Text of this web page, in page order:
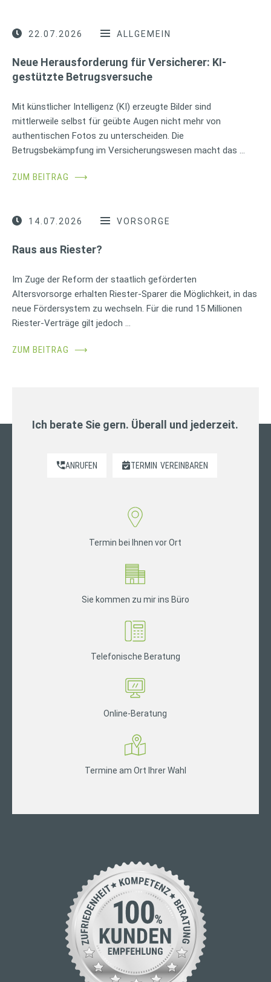
22.07.2026 ALLGEMEIN
Neue Herausforderung für Versicherer: KI-
gestützte Betrugsversuche
Mit künstlicher Intelligenz (KI) erzeugte Bilder sind
mittlerweile selbst für geübte Augen nicht mehr von
authentischen Fotos zu unterscheiden. Die
Betrugsbekämpfung im Versicherungswesen macht das …
ZUM BEITRAG ⟶
14.07.2026 VORSORGE
Raus aus Riester?
Im Zuge der Reform der staatlich geförderten
Altersvorsorge erhalten Riester-Sparer die Möglichkeit, in das
neue Fördersystem zu wechseln. Für die rund 15 Millionen
Riester-Verträge gilt jedoch …
ZUM BEITRAG ⟶
Ich berate Sie gern. Überall und jederzeit.
ANRUFEN TERMIN VEREINBAREN
Termin bei Ihnen vor Ort
Sie kommen zu mir ins Büro
Telefonische Beratung
Online-Beratung
Termine am Ort Ihrer Wahl